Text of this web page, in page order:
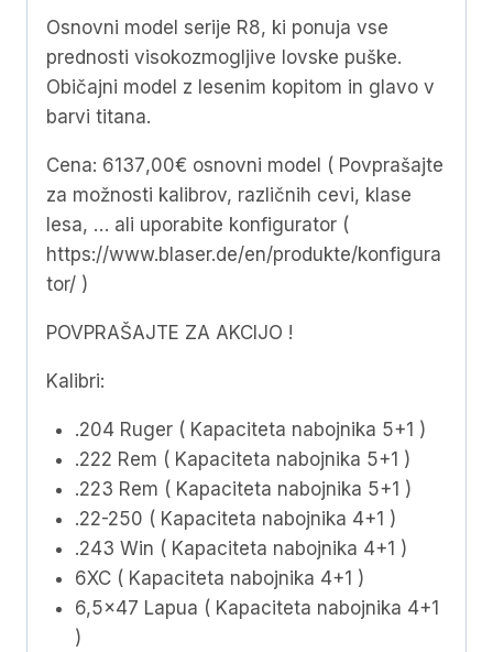
Osnovni model serije R8, ki ponuja vse
prednosti visokozmogljive lovske puške.
Običajni model z lesenim kopitom in glavo v
barvi titana.
Cena: 6137,00€ osnovni model ( Povprašajte
za možnosti kalibrov, različnih cevi, klase
lesa, … ali uporabite konfigurator (
https://www.blaser.de/en/produkte/konfigura
tor/ )
POVPRAŠAJTE ZA AKCIJO !
Kalibri:
.204 Ruger ( Kapaciteta nabojnika 5+1 )
.222 Rem ( Kapaciteta nabojnika 5+1 )
.223 Rem ( Kapaciteta nabojnika 5+1 )
.22-250 ( Kapaciteta nabojnika 4+1 )
.243 Win ( Kapaciteta nabojnika 4+1 )
6XC ( Kapaciteta nabojnika 4+1 )
6,5×47 Lapua ( Kapaciteta nabojnika 4+1
)